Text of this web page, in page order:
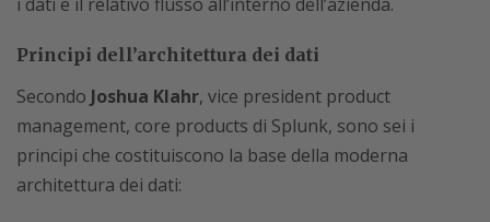
Principi dell’architettura dei dati
Secondo Joshua Klahr, vice president product
management, core products di Splunk, sono sei i
principi che costituiscono la base della moderna
architettura dei dati: